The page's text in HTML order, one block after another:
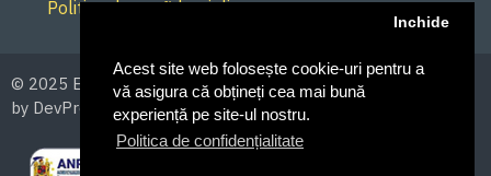
Acest site web folosește cookie-uri pentru a
vă asigura că obțineți cea mai bună
experiență pe site-ul nostru.
Politica de confidențialitate
Inchide
Politica de confidentialitate
© 2025 ELZET GRUP. Toate drepturile asupra continutului -
by DevPro.ro